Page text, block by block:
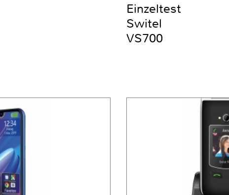
Einzeltest
Switel
VS700